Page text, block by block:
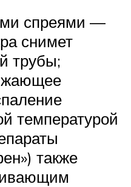
спреями —
снимет
трубы;
температурой
также